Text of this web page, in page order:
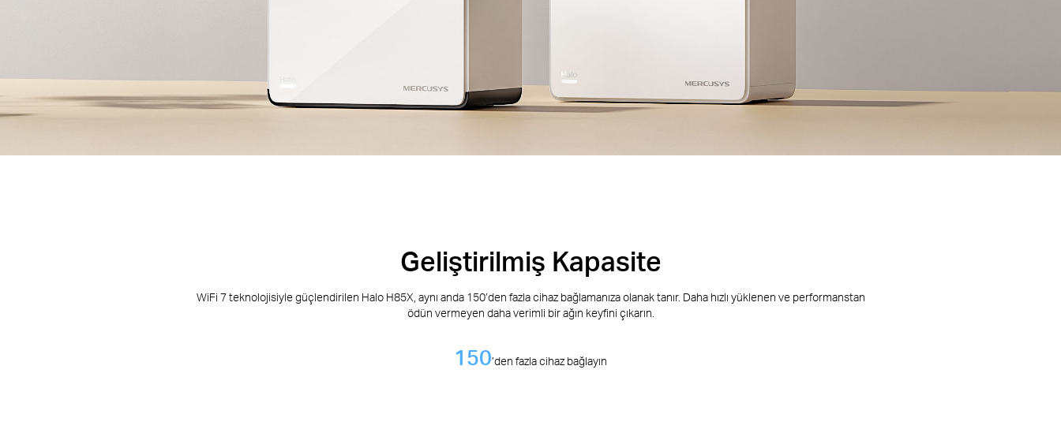
Geliştirilmiş Kapasite
WiFi 7 teknolojisiyle güçlendirilen Halo H85X, aynı anda 150’den fazla cihaz bağlamanıza olanak tanır. Daha hızlı yüklenen ve performanstan
ödün vermeyen daha verimli bir ağın keyfini çıkarın.
150’den fazla cihaz bağlayın